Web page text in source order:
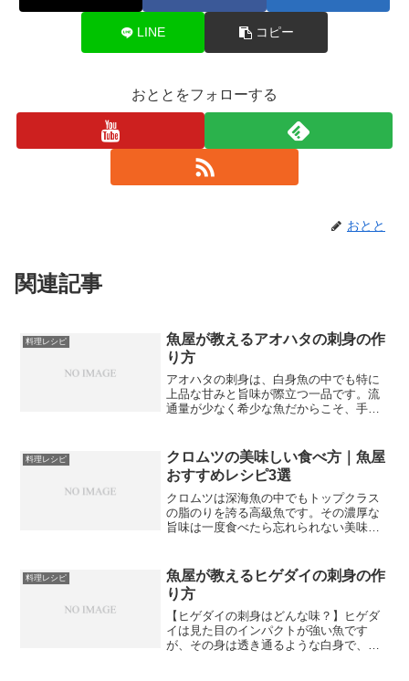
LINE コピー
おととをフォローする
おとと
関連記事
料理レシピ
魚屋が教えるアオハタの刺身の作
り方
アオハタの刺身は、白身魚の中でも特に
上品な甘みと旨味が際立つ一品です。流
通量が少なく希少な魚だからこそ、手に
す。アカハタと同じハタ科でありなが
ら、アオハタ独自の繊細な甘...
料理レシピ
クロムツの美味しい食べ方｜魚屋
おすすめレシピ3選
クロムツは深海魚の中でもトップクラス
の脂のりを誇る高級魚です。その濃厚な
旨味は一度食べたら忘れられない美味し
揮する魚であり、余計な手を加えすぎず
素材の良さを最大限に活か...
料理レシピ
魚屋が教えるヒゲダイの刺身の作
り方
【ヒゲダイの刺身はどんな味？】ヒゲダ
イは見た目のインパクトが強い魚です
が、その身は透き通るような白身で、刺